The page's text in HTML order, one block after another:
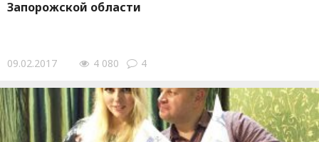
Запорожской области
09.02.2017 4 080 4